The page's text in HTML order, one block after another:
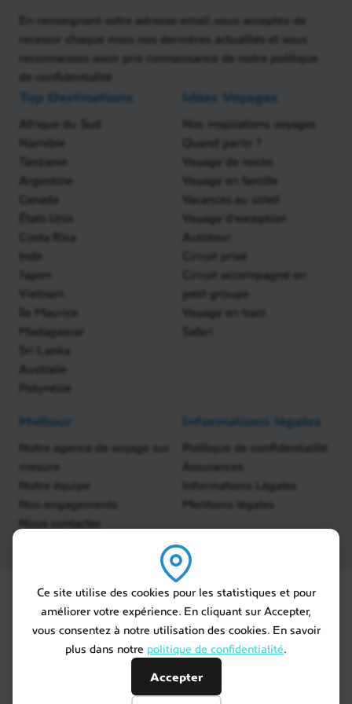
Ce site utilise des cookies pour les statistiques et pour
améliorer votre expérience. En cliquant sur Accepter,
vous consentez à notre utilisation des cookies. En savoir
plus dans notre politique de confidentialité.
Accepter
En renseignant votre adresse email, vous acceptez de
recevoir chaque mois nos dernières actualités et vous
reconnaissez avoir pris connaissance de notre politique
de confidentialité
Top Destinations
Afrique du Sud
Namibie
Tanzanie
Argentine
Canada
États-Unis
Costa Rica
Inde
Japon
Vietnam
Île Maurice
Madagascar
Sri Lanka
Australie
Polynésie
Idées Voyages
Nos inspirations voyages
Quand partir ?
Voyage de noces
Voyage en famille
Vacances au soleil
Voyage d'exception
Autotour
Circuit privé
Circuit accompagné en
petit groupe
Voyage en train
Safari
Meltour
Notre agence de voyage sur
mesure
Notre équipe
Nos engagements
Nous contacter
Informations légales
Politique de confidentialité
Assurances
Informations Légales
Mentions légales